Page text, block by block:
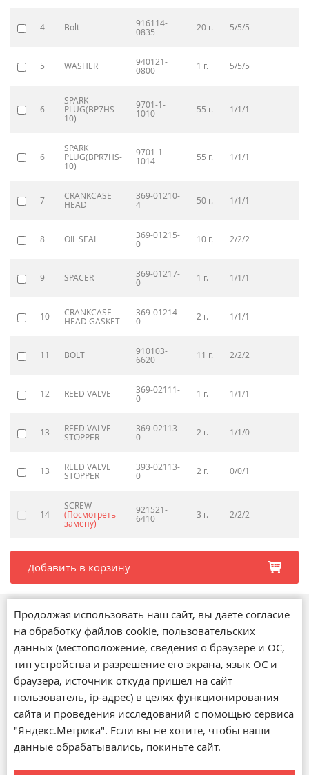
4 Bolt
916114-
0835
20 г. 5/5/5
5 WASHER
940121-
0800
1 г. 5/5/5
6
SPARK
PLUG(BP7HS-
10)
9701-1-
1010
55 г. 1/1/1
6
SPARK
PLUG(BPR7HS-
10)
9701-1-
1014
55 г. 1/1/1
7
CRANKCASE
HEAD
369-01210-
4
50 г. 1/1/1
8 OIL SEAL
369-01215-
0
10 г. 2/2/2
9 SPACER
369-01217-
0
1 г. 1/1/1
10
CRANKCASE
HEAD GASKET
369-01214-
0
2 г. 1/1/1
11 BOLT
910103-
6620
11 г. 2/2/2
12 REED VALVE
369-02111-
0
1 г. 1/1/1
13
REED VALVE
STOPPER
369-02113-
0
2 г. 1/1/0
13
REED VALVE
STOPPER
393-02113-
0
2 г. 0/0/1
14
SCREW
(Посмотреть
замену)
921521-
6410
3 г. 2/2/2
Добавить в корзину b
Магазины
О компании
Обратная связь
Новости
Статьи
Акции
Доставка и оплата
Возврат и обмен товара
Продолжая использовать наш сайт, вы даете согласие
на обработку файлов cookie, пользовательских
данных (местоположение, сведения о браузере и ОС,
тип устройства и разрешение его экрана, язык ОС и
браузера, источник откуда пришел на сайт
пользователь, ip-адрес) в целях функционирования
сайта и проведения исследований с помощью сервиса
"Яндекс.Метрика". Если вы не хотите, чтобы ваши
данные обрабатывались, покиньте сайт.